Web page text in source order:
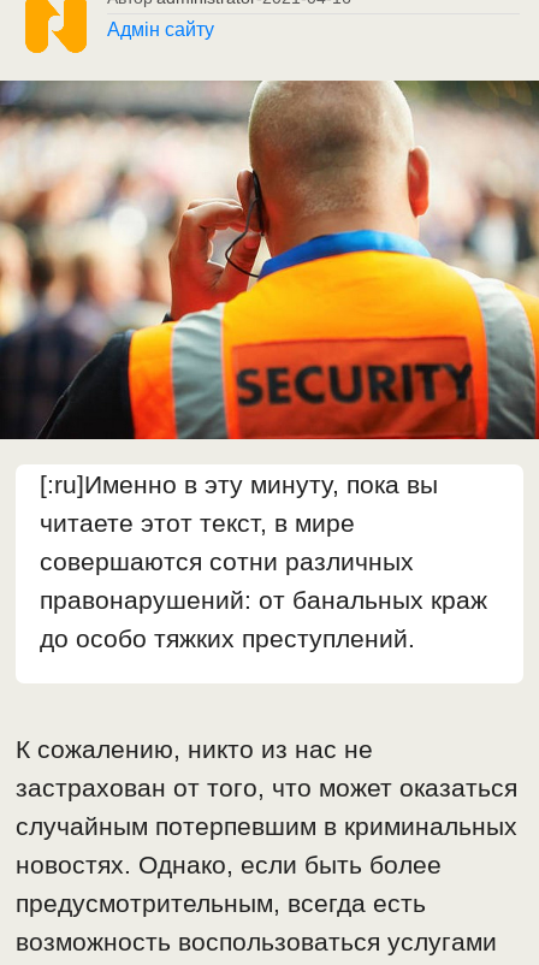
Адмін сайту
[:ru]Именно в эту минуту, пока вы
читаете этот текст, в мире
совершаются сотни различных
правонарушений: от банальных краж
до особо тяжких преступлений.
К сожалению, никто из нас не
застрахован от того, что может оказаться
случайным потерпевшим в криминальных
новостях. Однако, если быть более
предусмотрительным, всегда есть
возможность воспользоваться услугами